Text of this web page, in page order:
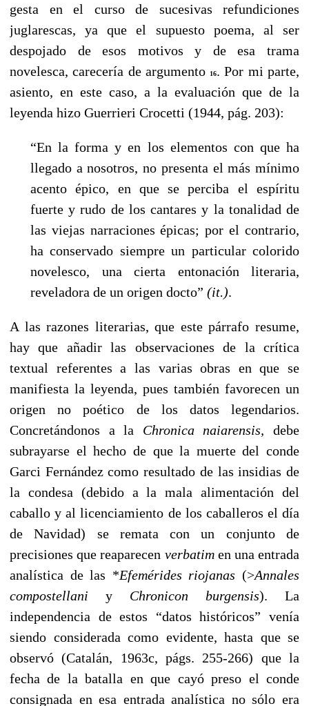
gesta en el curso de sucesivas refundiciones
juglarescas, ya que el supuesto poema, al ser
despojado de esos motivos y de esa trama
novelesca, carecería de argumento
16. Por mi parte,
asiento, en este caso, a la evaluación que de la
leyenda hizo Guerrieri Crocetti (1944, pág. 203):
“En la forma y en los elementos con que ha
llegado a nosotros, no presenta el más mínimo
acento épico, en que se perciba el espíritu
fuerte y rudo de los cantares y la tonalidad de
las viejas narraciones épicas; por el contrario,
ha conservado siempre un particular colorido
novelesco, una cierta entonación literaria,
reveladora de un origen docto” (it.).
A las razones literarias, que este párrafo resume,
hay que añadir las observaciones de la crítica
textual referentes a las varias obras en que se
manifiesta la leyenda, pues también favorecen un
origen no poético de los datos legendarios.
Concretándonos a la Chronica naiarensis, debe
subrayarse el hecho de que la muerte del conde
Garci Fernández como resultado de las insidias de
la condesa (debido a la mala alimentación del
caballo y al licenciamiento de los caballeros el día
de Navidad) se remata con un conjunto de
precisiones que reaparecen verbatimen una entrada
analística de las *Efemérides riojanas(>Annales
compostellani y Chronicon burgensis). La
independencia de estos “datos históricos” venía
siendo considerada como evidente, hasta que se
observó (Catalán, 1963c, págs. 255-266) que la
fecha de la batalla en que cayó preso el conde
consignada en esa entrada analística no sólo era